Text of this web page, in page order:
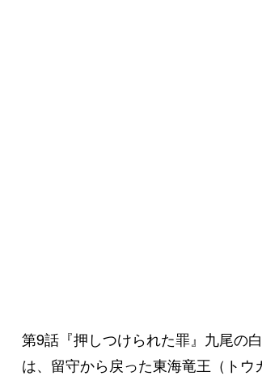
第9話『押しつけられた罪』九尾の
は、留守から戻った東海竜王（ト